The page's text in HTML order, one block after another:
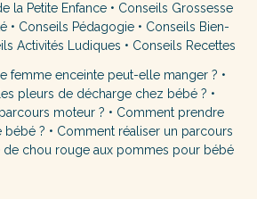
la Petite Enfance • Conseils Grossesse
• Conseils Pédagogie• Conseils Bien-
Activités Ludiques • Conseils Recettes
femme enceinte peut-elle manger ? •
pleurs de décharge chez bébé ? •
moteur ? • Comment prendre
bébé ? • Comment réaliser un parcours
de chou rouge aux pommes pour bébé